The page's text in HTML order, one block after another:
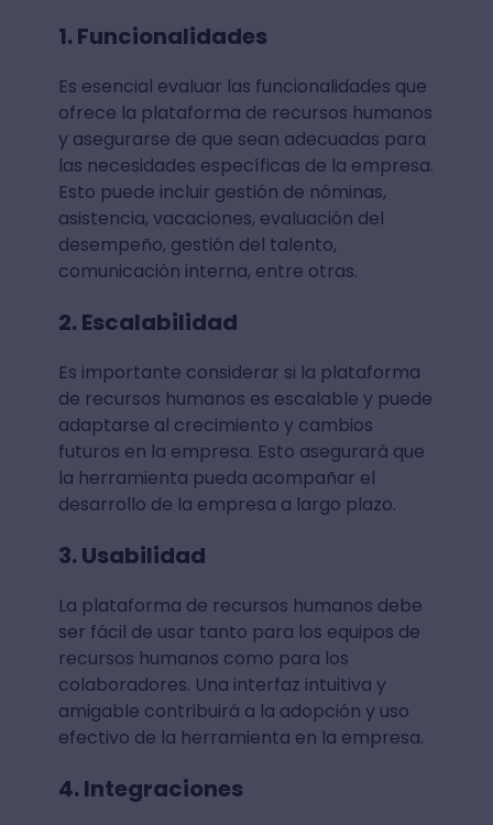
1. Funcionalidades
Es esencial evaluar las funcionalidades que
ofrece la plataforma de recursos humanos
y asegurarse de que sean adecuadas para
las necesidades específicas de la empresa.
Esto puede incluir gestión de nóminas,
asistencia, vacaciones, evaluación del
desempeño, gestión del talento,
comunicación interna, entre otras.
2. Escalabilidad
Es importante considerar si la plataforma
de recursos humanos es escalable y puede
adaptarse al crecimiento y cambios
futuros en la empresa. Esto asegurará que
la herramienta pueda acompañar el
desarrollo de la empresa a largo plazo.
3. Usabilidad
La plataforma de recursos humanos debe
ser fácil de usar tanto para los equipos de
recursos humanos como para los
colaboradores. Una interfaz intuitiva y
amigable contribuirá a la adopción y uso
efectivo de la herramienta en la empresa.
4. Integraciones